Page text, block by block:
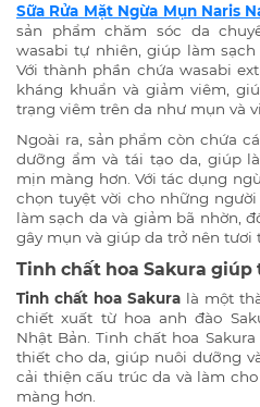
Sữa Rửa Mặt Ngừa Mụn Naris
sản phẩm chăm sóc da
wasabi tự nhiên, giúp làm
Với thành phần chứa wasabi
kháng khuẩn và giảm viêm,
trạng viêm trên da như mụn và
Ngoài ra, sản phẩm còn chứa
dưỡng ẩm và tái tạo da, giúp
mịn màng hơn. Với tác dụng
chọn tuyệt vời cho những
làm sạch da và giảm bã nhờn,
gây mụn và giúp da trở nên tươi
Tinh chất hoa Sakura giúp
Tinh chất hoa Sakura là một
chiết xuất từ hoa anh đào
Nhật Bản. Tinh chất hoa
thiết cho da, giúp nuôi dưỡng
cải thiện cấu trúc da và làm
màng hơn.